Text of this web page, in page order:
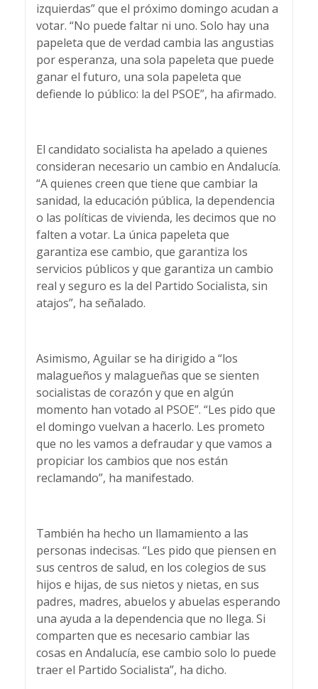
izquierdas” que el próximo domingo acudan a
votar. “No puede faltar ni uno. Solo hay una
papeleta que de verdad cambia las angustias
por esperanza, una sola papeleta que puede
ganar el futuro, una sola papeleta que
defiende lo público: la del PSOE”, ha afirmado.
El candidato socialista ha apelado a quienes
consideran necesario un cambio en Andalucía.
“A quienes creen que tiene que cambiar la
sanidad, la educación pública, la dependencia
o las políticas de vivienda, les decimos que no
falten a votar. La única papeleta que
garantiza ese cambio, que garantiza los
servicios públicos y que garantiza un cambio
real y seguro es la del Partido Socialista, sin
atajos”, ha señalado.
Asimismo, Aguilar se ha dirigido a “los
malagueños y malagueñas que se sienten
socialistas de corazón y que en algún
momento han votado al PSOE”. “Les pido que
el domingo vuelvan a hacerlo. Les prometo
que no les vamos a defraudar y que vamos a
propiciar los cambios que nos están
reclamando”, ha manifestado.
También ha hecho un llamamiento a las
personas indecisas. “Les pido que piensen en
sus centros de salud, en los colegios de sus
hijos e hijas, de sus nietos y nietas, en sus
padres, madres, abuelos y abuelas esperando
una ayuda a la dependencia que no llega. Si
comparten que es necesario cambiar las
cosas en Andalucía, ese cambio solo lo puede
traer el Partido Socialista”, ha dicho.